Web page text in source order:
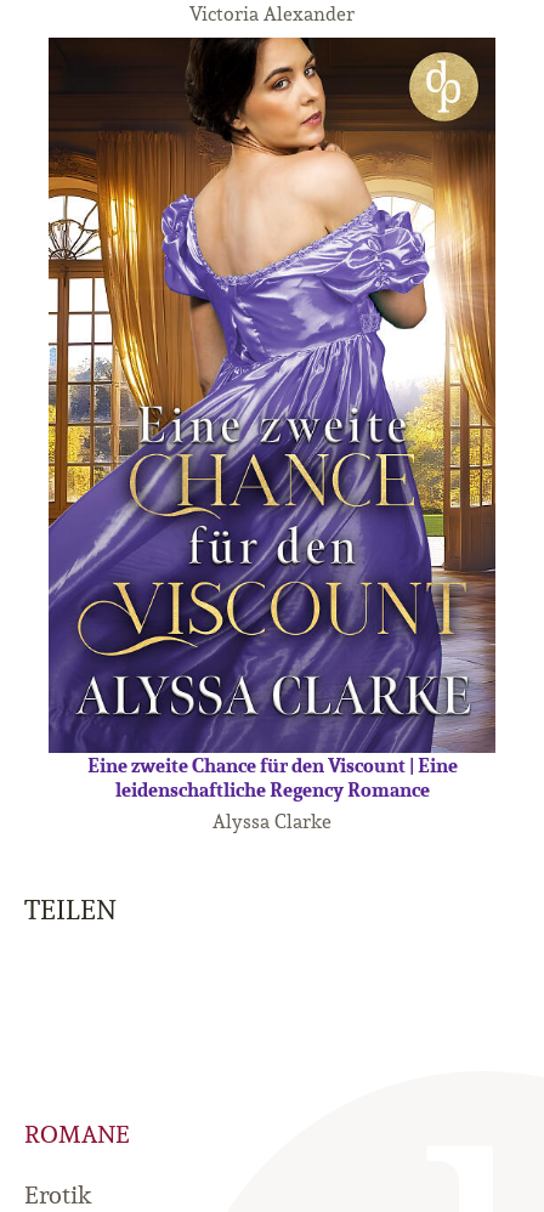
Victoria Alexander
Eine zweite Chance für den Viscount | Eine
leidenschaftliche Regency Romance
Alyssa Clarke
TEILEN
ROMANE
Erotik